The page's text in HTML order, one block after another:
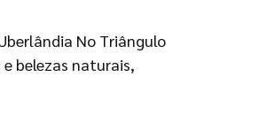
No Triângulo
belezas naturais,